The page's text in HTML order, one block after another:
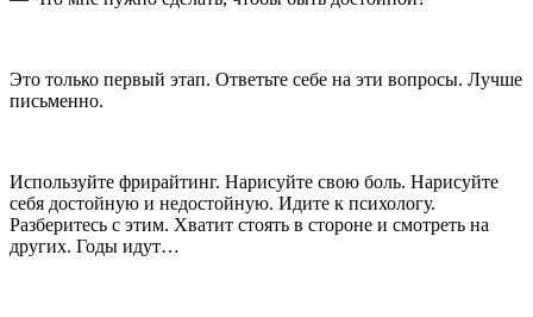
Это только первый этап. Ответьте себе на эти вопросы. Лучше
письменно.
Используйте фрирайтинг. Нарисуйте свою боль. Нарисуйте
себя достойную и недостойную. Идите к психологу.
Разберитесь с этим. Хватит стоять в стороне и смотреть на
других. Годы идут…